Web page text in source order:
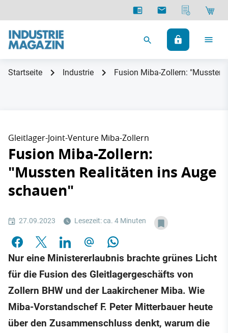
Startseite Industrie Fusion Miba-Zollern: "Mussten
Gleitlager-Joint-Venture Miba-Zollern
Fusion Miba-Zollern:
"Mussten Realitäten ins Auge
schauen"
27.09.2023 Lesezeit: ca. 4 Minuten
Nur eine Ministererlaubnis brachte grünes Licht
für die Fusion des Gleitlagergeschäfts von
Zollern BHW und der Laakirchener Miba. Wie
Miba-Vorstandschef F. Peter Mitterbauer heute
über den Zusammenschluss denkt, warum die